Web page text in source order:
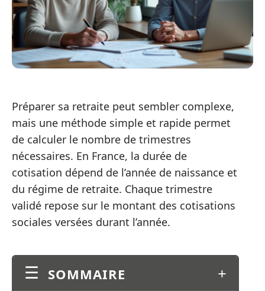
Préparer sa retraite peut sembler complexe,
mais une méthode simple et rapide permet
de calculer le nombre de trimestres
nécessaires. En France, la durée de
cotisation dépend de l’année de naissance et
du régime de retraite. Chaque trimestre
validé repose sur le montant des cotisations
sociales versées durant l’année.
SOMMAIRE